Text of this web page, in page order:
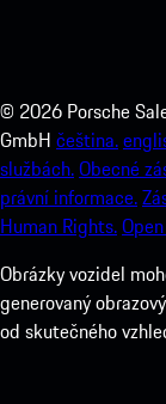
© 2026 Porsche
GmbH čeština.
službách.Obecné
právní informace.
Human Rights.
Obrázky vozidel
generovaný
od skutečného